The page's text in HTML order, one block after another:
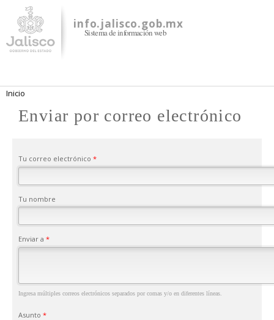
contenido
principal
info.jalisco.gob.mx
Sistema de información web
Se encuentra usted aquí
Inicio
Enviar por correo electrónico
Tu correo electrónico *
Tu nombre
Enviar a *
Ingresa múltiples correos electrónicos separados por comas y/o en diferentes líneas.
Asunto *